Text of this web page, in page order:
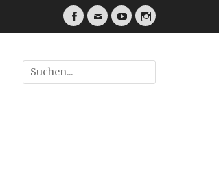
Facebook
E-
YouTubeInstagram
Suche
nach: